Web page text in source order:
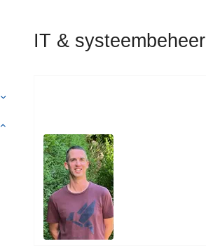
Submenu
Commissariaten
Submenu
IT & systeembeheer